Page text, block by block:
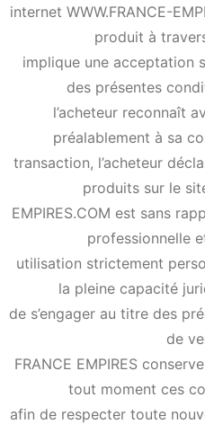
internet WWW.FRANCE-
produit à
implique une acceptation
des présentes
l’acheteur reconnaît
préalablement à sa
transaction, l’acheteur
produits sur le
EMPIRES.COM est sans
professionnelle
utilisation strictement
la pleine capacité
de s’engager au titre des
de
FRANCE EMPIRES
tout moment ces
afin de respecter toute